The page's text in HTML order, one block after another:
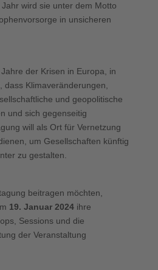
wird sie unter dem Motto
in unsicheren
der Krisen in Europa, in
Klimaveränderungen,
und geopolitische
und sich gegenseitig
will als Ort für Vernetzung
um Gesellschaften künftig
zu gestalten.
beitragen möchten,
19. Januar 2024 ihre
Sessions und die
der Veranstaltung